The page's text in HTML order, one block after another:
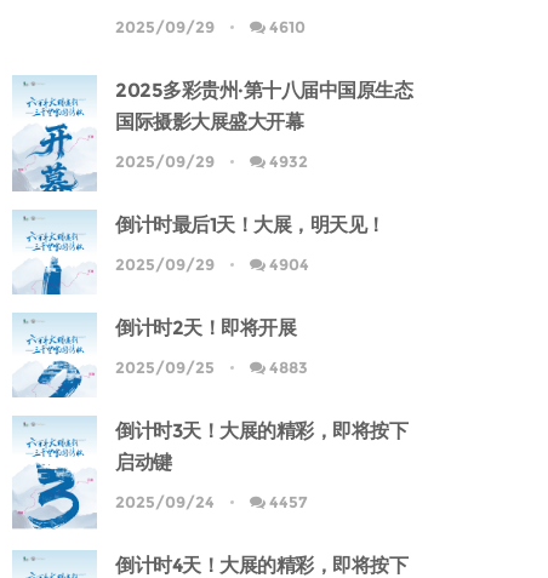
2025/09/29 4610
2025多彩贵州·第十八届中国原生态
国际摄影大展盛大开幕
2025/09/29 4932
倒计时最后1天！大展，明天见！
2025/09/29 4904
倒计时2天！即将开展
2025/09/25 4883
倒计时3天！大展的精彩，即将按下
启动键
2025/09/24 4457
倒计时4天！大展的精彩，即将按下